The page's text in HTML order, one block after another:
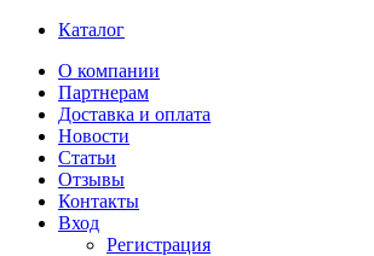
Каталог
О компании
Партнерам
Доставка и оплата
Новости
Статьи
Отзывы
Контакты
Вход
Регистрация